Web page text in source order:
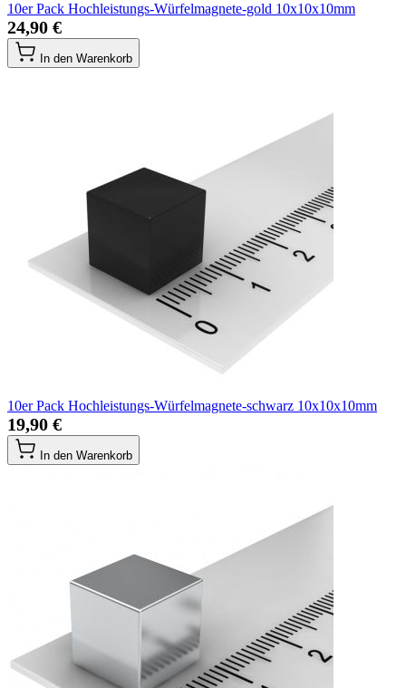
10er Pack Hochleistungs-Würfelmagnete-gold 10x10x10mm
24,90 €
In den Warenkorb
10er Pack Hochleistungs-Würfelmagnete-schwarz 10x10x10mm
19,90 €
In den Warenkorb